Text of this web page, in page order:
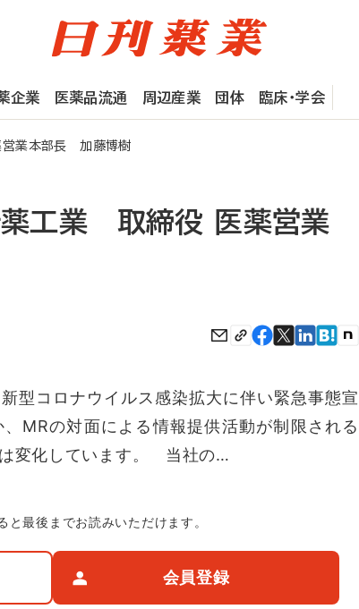
企業 医薬品流通 周辺産業 団体 臨床・学会
営業本部長 加藤博樹
薬工業 取締役 医薬営業
コロナウイルス感染拡大に伴い緊急事態宣
MRの対面による情報提供活動が制限される
変化しています。 当社の…
と最後までお読みいただけます。
会員登録